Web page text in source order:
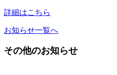
詳細はこちら
お知らせ一覧へ
その他のお知らせ